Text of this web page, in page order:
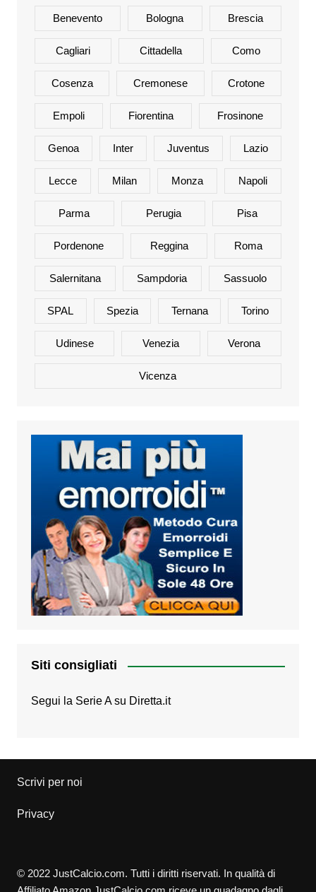
Benevento Bologna Brescia
Cagliari Cittadella Como
Cosenza Cremonese Crotone
Empoli Fiorentina Frosinone
Genoa Inter Juventus Lazio
Lecce Milan Monza Napoli
Parma Perugia Pisa
Pordenone Reggina Roma
Salernitana Sampdoria Sassuolo
SPAL Spezia Ternana Torino
Udinese Venezia Verona
Vicenza
Siti consigliati
Segui la Serie A su Diretta.it
Scrivi per noi
Privacy
© 2022 JustCalcio.com. Tutti i diritti riservati. In qualità di